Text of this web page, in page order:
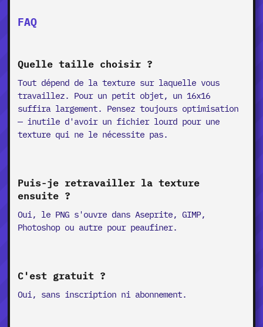
FAQ
Quelle taille choisir ?
Tout dépend de la texture sur laquelle vous
travaillez. Pour un petit objet, un 16x16
suffira largement. Pensez toujours optimisation
— inutile d'avoir un fichier lourd pour une
texture qui ne le nécessite pas.
Puis-je retravailler la texture
ensuite ?
Oui, le PNG s'ouvre dans Aseprite, GIMP,
Photoshop ou autre pour peaufiner.
C'est gratuit ?
Oui, sans inscription ni abonnement.